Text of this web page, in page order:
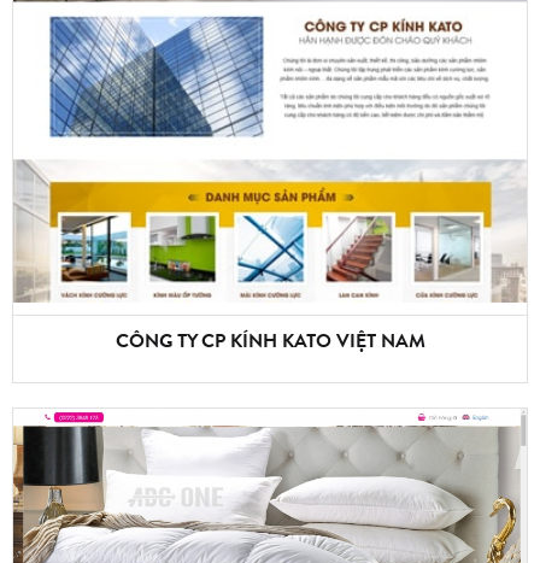
CÔNG TY CP KÍNH KATO VIỆT NAM